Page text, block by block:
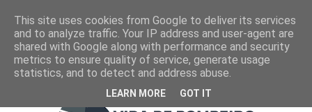
This site uses cookies from Google to deliver its services
and to analyze traffic. Your IP address and user-agent are
shared with Google along with performance and security
metrics to ensure quality of service, generate usage
statistics, and to detect and address abuse.
LEARN MORE GOT IT